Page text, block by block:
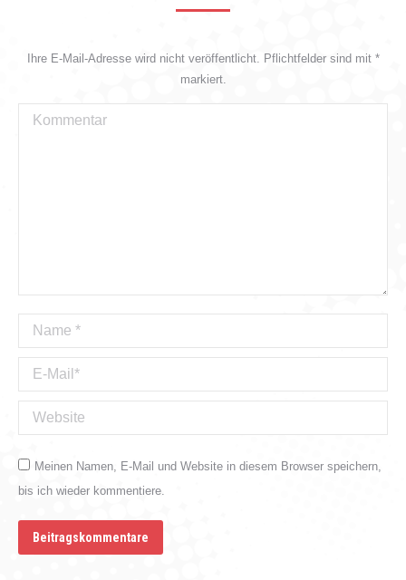
Ihre E-Mail-Adresse wird nicht veröffentlicht. Pflichtfelder sind mit *
markiert.
Kommentar
Name *
E-Mail *
Website
Meinen Namen, E-Mail und Website in diesem Browser speichern,
bis ich wieder kommentiere.
Beitragskommentare